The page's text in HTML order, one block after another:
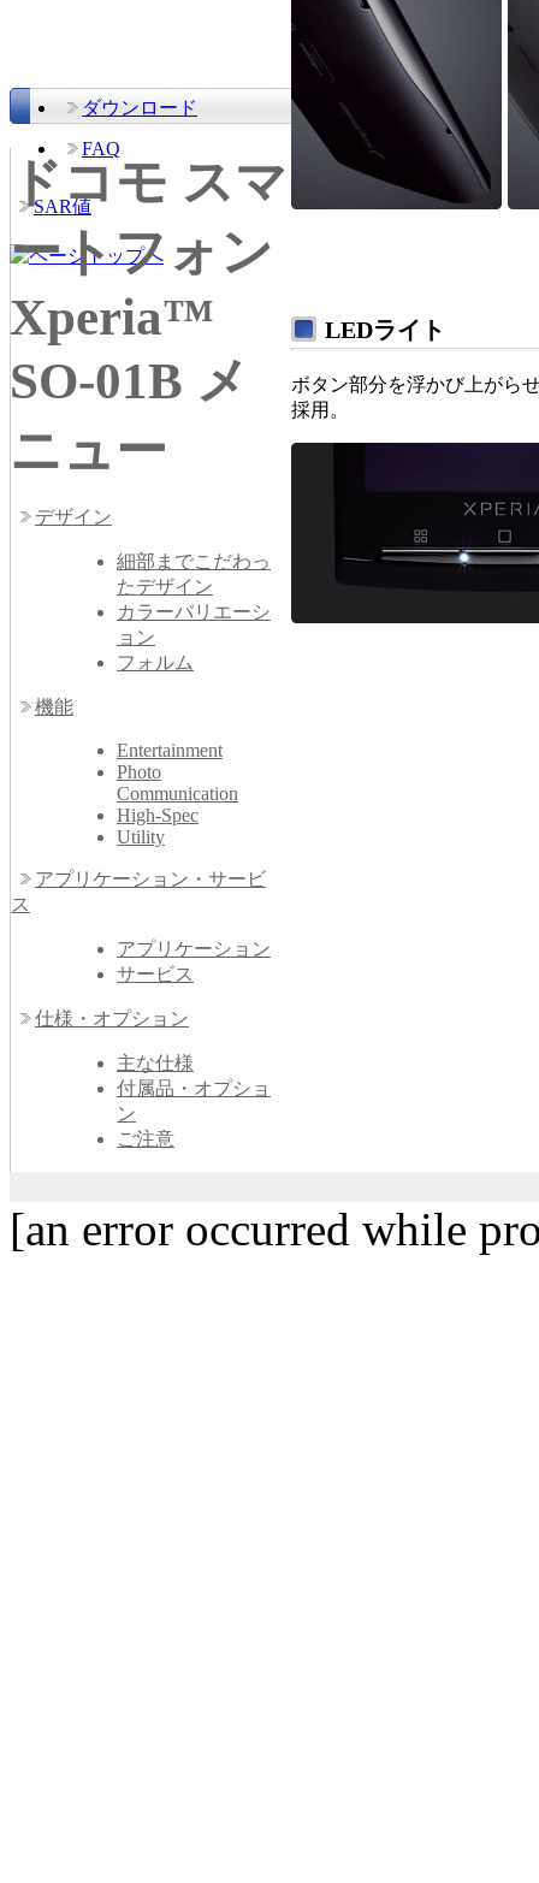
LEDライト
ボタン部分を浮かび上がら
採用。
ダウンロード
FAQ
SAR値
ドコモ スマ
ートフォン
Xperia™
SO-01B メ
ニュー
デザイン
細部までこだわっ
たデザイン
カラーバリエーシ
ョン
フォルム
機能
Entertainment
Photo
Communication
High-Spec
Utility
アプリケーション・サービ
ス
アプリケーション
サービス
仕様・オプション
主な仕様
付属品・オプショ
ン
ご注意
[an error occurred while